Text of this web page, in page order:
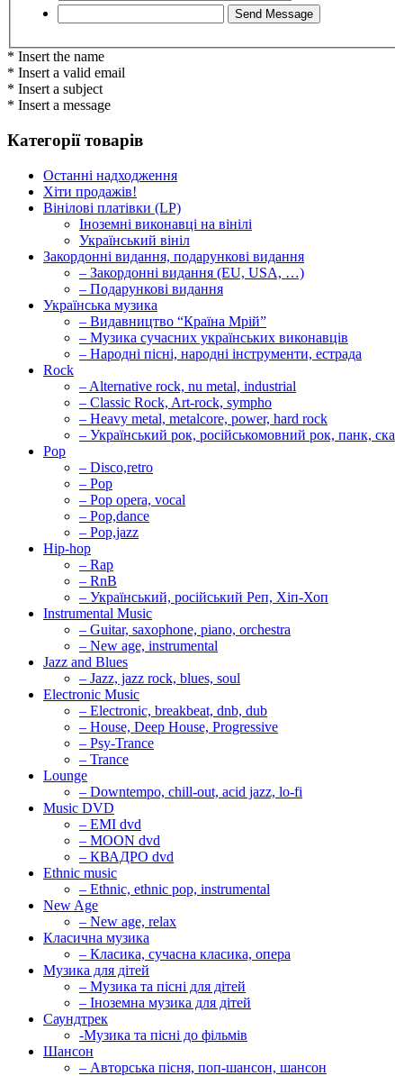
* Insert the name
* Insert a valid email
* Insert a subject
* Insert a message
Категорії товарів
Останні надходження
Хіти продажів!
Вінілові платівки (LP)
Іноземні виконавці на вінілі
Український вініл
Закордонні видання, подарункові видання
– Закордонні видання (EU, USA, …)
– Подарункові видання
Українська музика
– Видавництво “Країна Мрій”
– Музика сучасних українських виконавців
– Народні пісні, народні інструменти, естрада
Rock
– Alternative rock, nu metal, industrial
– Classic Rock, Art-rock, sympho
– Heavy metal, metalcore, power, hard rock
– Український рок, російськомовний рок, панк, ска
Pop
– Disco,retro
– Pop
– Pop opera, vocal
– Pop,dance
– Pop,jazz
Hip-hop
– Rap
– RnB
– Український, російський Реп, Хіп-Хоп
Instrumental Music
– Guitar, saxophone, piano, orchestra
– New age, instrumental
Jazz and Blues
– Jazz, jazz rock, blues, soul
Electronic Music
– Electronic, breakbeat, dnb, dub
– House, Deep House, Progressive
– Psy-Trance
– Trance
Lounge
– Downtempo, chill-out, acid jazz, lo-fi
Music DVD
– EMI dvd
– MOON dvd
– КВАДРО dvd
Ethnic music
– Ethnic, ethnic pop, instrumental
New Age
– New age, relax
Класична музика
– Класика, сучасна класика, опера
Музика для дітей
– Музика та пісні для дітей
– Іноземна музика для дітей
Саундтрек
-Музика та пісні до фільмів
Шансон
– Авторська пісня, поп-шансон, шансон